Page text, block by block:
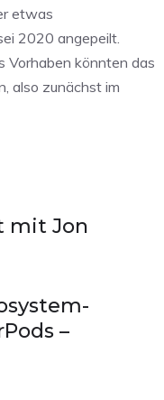
etwas
2020 angepeilt.
Vorhaben könnten das
also zunächst im
mit Jon
–